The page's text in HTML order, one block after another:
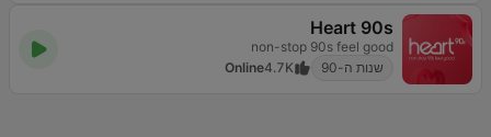
Heart 90s
non-stop 90s feel good
שנות ה-90
4.7K
Online